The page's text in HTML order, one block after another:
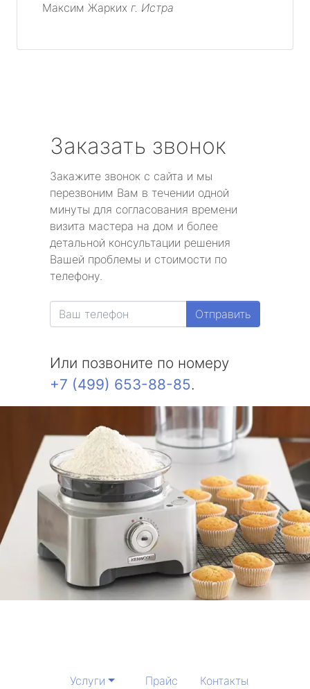
Максим Жарких г. Истра
Заказать звонок
Закажите звонок с сайта и мы
перезвоним Вам в течении одной
минуты для согласования времени
визита мастера на дом и более
детальной консультации решения
Вашей проблемы и стоимости по
телефону.
Отправить
Или позвоните по номеру
+7 (499) 653-88-85.
Услуги Прайс Контакты